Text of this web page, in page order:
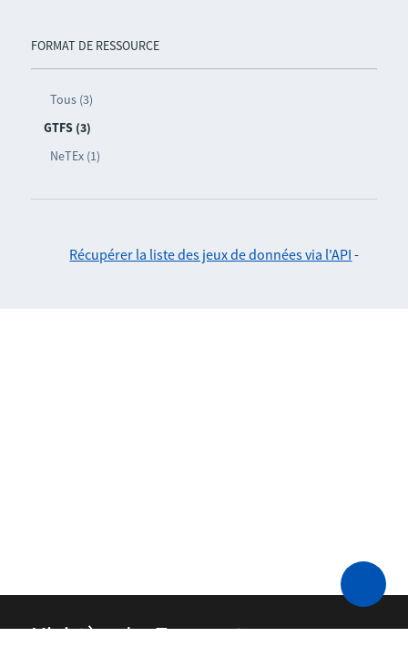
FORMAT DE RESSOURCE
Tous (3)
GTFS (3)
NeTEx (1)
Récupérer la liste des jeux de données via l'API -
Ministère des Transports